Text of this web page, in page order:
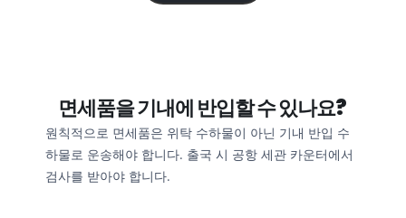
면세품을 기내에 반입할 수 있나요?
원칙적으로 면세품은 위탁 수하물이 아닌 기내 반입 수
하물로 운송해야 합니다. 출국 시 공항 세관 카운터에서
검사를 받아야 합니다.